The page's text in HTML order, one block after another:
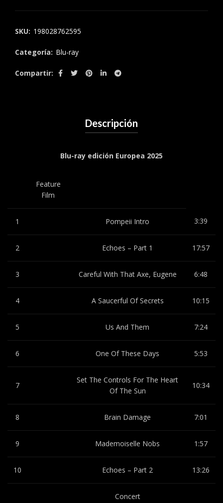
era:
$33.900.
SKU: 198028762595
Categoría: Blu-ray
Compartir
Descripción
Blu-ray edición Europea 2025
Feature
Film
1 Pompeii Intro 3:39
2 Echoes – Part 1 17:57
3 Careful With That Axe, Eugene 6:48
4 A Saucerful Of Secrets 10:15
5 Us And Them 7:24
6 One Of These Days 5:53
7
Set The Controls For The Heart
Of The Sun
10:34
8 Brain Damage 7:01
9 Mademoiselle Nobs 1:57
10 Echoes – Part 2 13:26
Concert